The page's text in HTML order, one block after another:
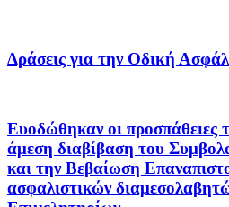
Δράσεις για την Οδική
Ευοδώθηκαν οι προσπάθειες
άμεση διαβίβαση του
και την Βεβαίωση
ασφαλιστικών